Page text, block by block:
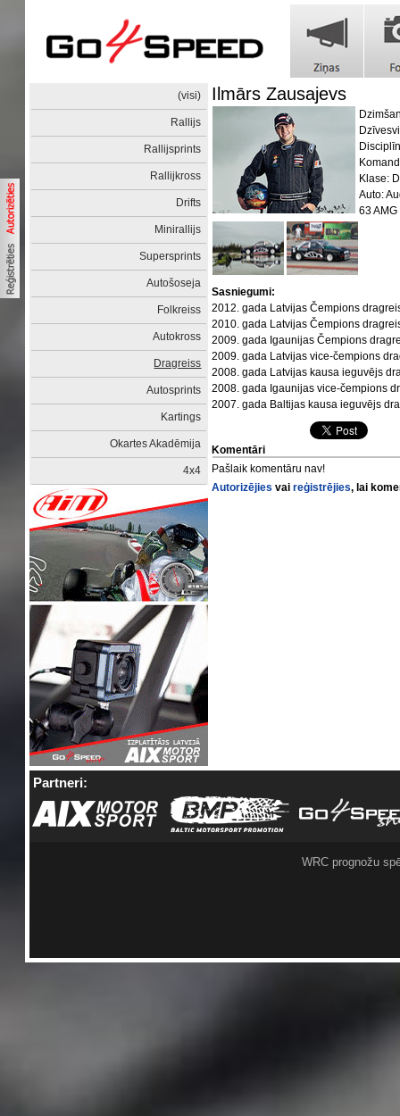
(visi)
Rallijs
Rallijsprints
Rallijkross
Drifts
Minirallijs
Supersprints
Autošoseja
Folkreiss
Autokross
Dragreiss
Autosprints
Kartings
Okartes Akadēmija
4x4
Ilmārs Zausajevs
Klase:
Auto:
63 AMG
Sasniegumi:
2012. gada Latvijas Čempions
2010. gada Latvijas Čempions
2009. gada Igaunijas Čempions
2009. gada Latvijas vice-čempions
2008. gada Latvijas kausa ieguvējs
2008. gada Igaunijas vice-čempions
2007. gada Baltijas kausa ieguvējs
Komentāri
Pašlaik komentāru nav!
Autorizējies vaireģistrējies, lai
Partneri:
WRC prognožu